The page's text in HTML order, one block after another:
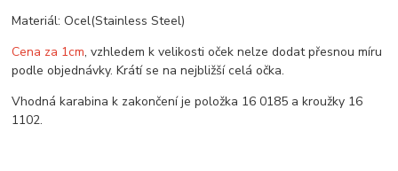
Materiál: Ocel(Stainless Steel)
Cena za 1cm, vzhledem k velikosti oček nelze dodat přesnou míru
podle objednávky. Krátí se na nejbližší celá očka.
Vhodná karabina k zakončení je položka 16 0185 a kroužky 16
1102.